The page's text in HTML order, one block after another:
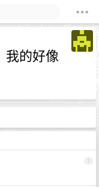
我的好像
1